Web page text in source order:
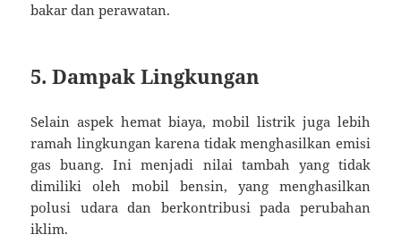
bakar dan perawatan.
5. Dampak Lingkungan
Selain aspek hemat biaya, mobil listrik juga lebih
ramah lingkungan karena tidak menghasilkan emisi
gas buang. Ini menjadi nilai tambah yang tidak
dimiliki oleh mobil bensin, yang menghasilkan
polusi udara dan berkontribusi pada perubahan
iklim.